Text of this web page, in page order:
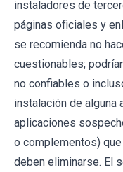
instaladores de
páginas oficiales y
se recomienda no
cuestionables;
no confiables o
instalación de alguna
aplicaciones
o complementos)
deben eliminarse. El